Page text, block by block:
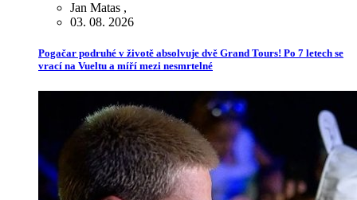
Jan Matas ,
03. 08. 2026
Pogačar podruhé v životě absolvuje dvě Grand Tours! Po 7 letech se
vrací na Vueltu a míří mezi nesmrtelné